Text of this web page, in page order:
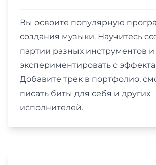
Вы освоите популярную
создания музыки. Научитесь
партии разных инструментов и
экспериментировать с
Добавите трек в портфолио,
писать биты для себя и других
исполнителей.